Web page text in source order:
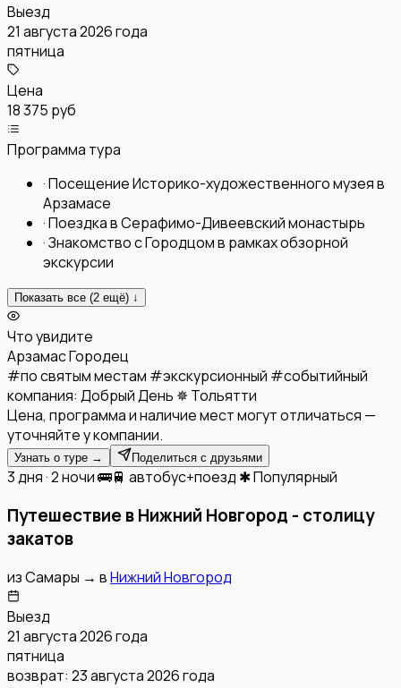
Выезд
21 августа 2026 года
пятница
Цена
18 375 руб
Программа тура
·Посещение Историко-художественного музея в
Арзамасе
·Поездка в Серафимо-Дивеевский монастырь
·Знакомство с Городцом в рамках обзорной
экскурсии
Показать все (2 ещё) ↓
Что увидите
АрзамасГородец
#по святым местам #экскурсионный #событийный
компания: Добрый День ✵ Тольятти
Цена, программа и наличие мест могут отличаться —
уточняйте у компании.
Узнать о туре → Поделиться с друзьями
3 дня · 2 ночи🚌🚆 автобус+поезд ✱ Популярный
Путешествие в Нижний Новгород - столицу
закатов
изСамары → вНижний Новгород
Выезд
21 августа 2026 года
пятница
возврат: 23 августа 2026 года